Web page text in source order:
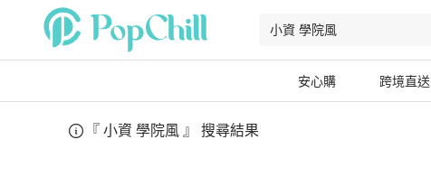
安心購 跨境直送
『 小資 學院風 』 搜尋結果